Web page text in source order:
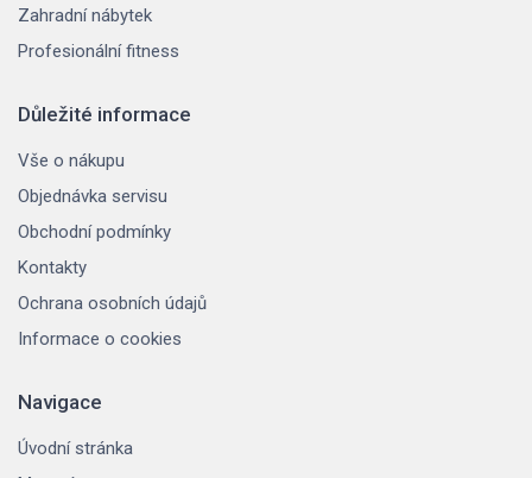
Zahradní nábytek
Profesionální fitness
Důležité informace
Vše o nákupu
Objednávka servisu
Obchodní podmínky
Kontakty
Ochrana osobních údajů
Informace o cookies
Navigace
Úvodní stránka